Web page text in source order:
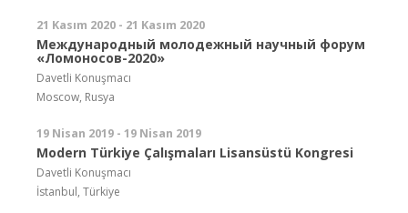
21 Kasım 2020 - 21 Kasım 2020
Международный молодежный научный форум
«Ломоносов-2020»
Davetli Konuşmacı
Moscow, Rusya
19 Nisan 2019 - 19 Nisan 2019
Modern Türkiye Çalışmaları Lisansüstü Kongresi
Davetli Konuşmacı
İstanbul, Türkiye